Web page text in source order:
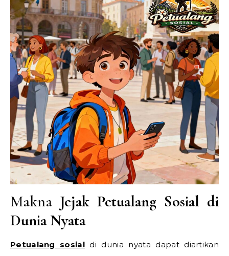
Makna Jejak Petualang Sosial di
Dunia Nyata
Petualang sosialdi dunia nyata dapat diartikan